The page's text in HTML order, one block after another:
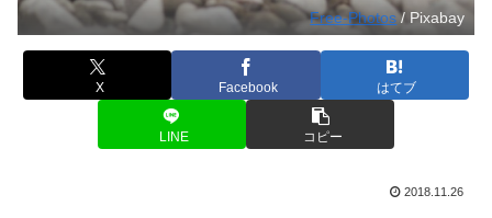
Free-Photos/ Pixabay
X Facebook はてブ
LINE コピー
2018.11.26